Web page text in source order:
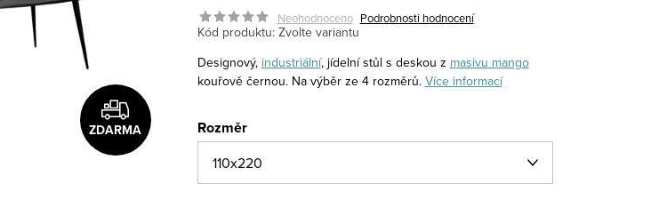
ZDARMA
Neohodnoceno Podrobnosti hodnocení
Kód produktu: Zvolte variantu
Designový, industriální, jídelní stůl s deskou z masivu mango
kouřově černou. Na výběr ze 4 rozměrů. Více informací
Rozměr